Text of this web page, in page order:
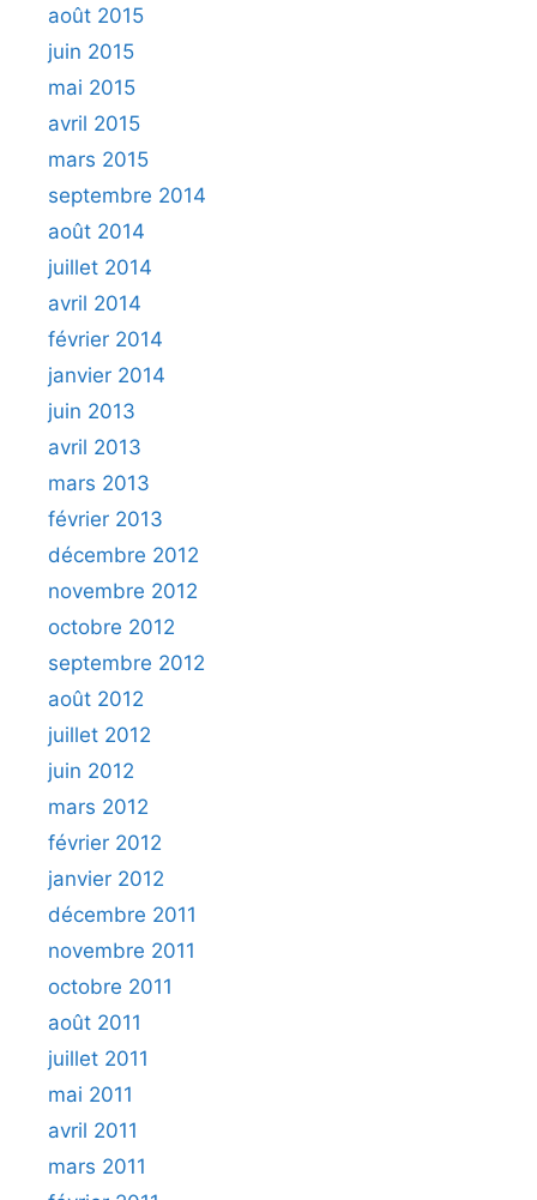
août 2015
juin 2015
mai 2015
avril 2015
mars 2015
septembre 2014
août 2014
juillet 2014
avril 2014
février 2014
janvier 2014
juin 2013
avril 2013
mars 2013
février 2013
décembre 2012
novembre 2012
octobre 2012
septembre 2012
août 2012
juillet 2012
juin 2012
mars 2012
février 2012
janvier 2012
décembre 2011
novembre 2011
octobre 2011
août 2011
juillet 2011
mai 2011
avril 2011
mars 2011